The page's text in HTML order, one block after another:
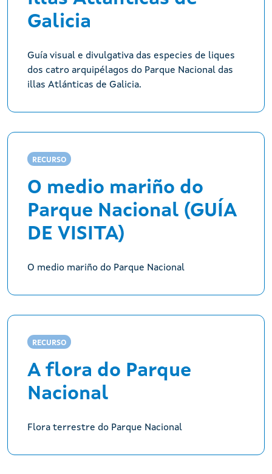
Galicia
Guía visual e divulgativa das especies de liques
dos catro arquipélagos do Parque Nacional das
illas Atlánticas de Galicia.
RECURSO
O medio mariño do
Parque Nacional (GUÍA
DE VISITA)
O medio mariño do Parque Nacional
RECURSO
A flora do Parque
Nacional
Flora terrestre do Parque Nacional